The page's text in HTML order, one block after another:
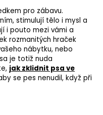
pro zábavu.
stimulují tělo i mysl a
i ​​pouto mezi vámi a
rozmanitých hraček
nábytku, nebo
je totiž nuda
jak zklidnit psa ve
se pes nenudil, když při